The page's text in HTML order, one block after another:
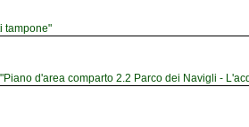
tampone"
d'area comparto 2.2 Parco dei Navigli -